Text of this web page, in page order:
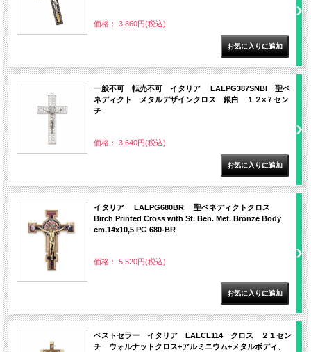
価格： 3,860円(税込)
一般不可 転売不可 イタリア LALPG387SNBI 聖ベ
ネディクト メタルデザインクロス 銀白 １２×７セン
チ
価格： 3,640円(税込)
イタリア LALPG680BR 聖ベネディクトクロス
Birch Printed Cross with St. Ben. Met. Bronze Body
cm.14x10,5 PG 680-BR
価格： 5,520円(税込)
ベストセラー イタリア LALCL114 クロス ２１セン
チ ウォルナットクロス+アルミニウム+メタルボディ、